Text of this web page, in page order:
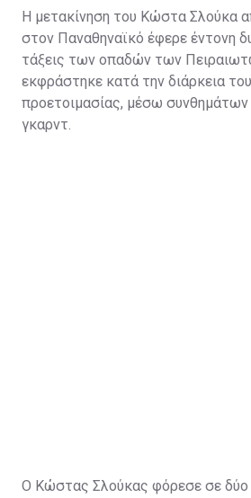
Η μετακίνηση του Κώστα Σλούκα
στον Παναθηναϊκό έφερε έντονη
τάξεις των οπαδών των
εκφράστηκε κατά την διάρκεια
προετοιμασίας, μέσω συνθημάτων
γκαρντ.
Ο Κώστας Σλούκας φόρεσε σε δύο